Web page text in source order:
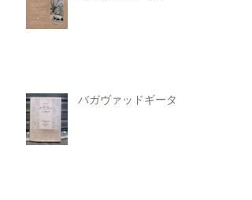
バガヴァッドギータ